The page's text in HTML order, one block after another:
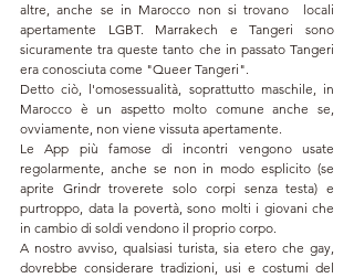
altre, anche se in Marocco non si trovano  locali
apertamente LGBT. Marrakech e Tangeri sono
sicuramente tra queste tanto che in passato Tangeri
era conosciuta come "Queer Tangeri".
Detto ciò, l'omosessualità, soprattutto maschile, in
Marocco è un aspetto molto comune anche se,
ovviamente, non viene vissuta apertamente.
Le App più famose di incontri vengono usate
regolarmente, anche se non in modo esplicito (se
aprite Grindr troverete solo corpi senza testa) e
purtroppo, data la povertà, sono molti i giovani che
in cambio di soldi vendono il proprio corpo.
A nostro avviso, qualsiasi turista, sia etero che gay,
dovrebbe considerare tradizioni, usi e costumi del